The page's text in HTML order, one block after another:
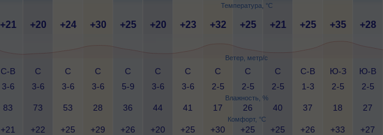
Температура, °C
Ветер, метр/с
Влажность, %
Комфорт, °C
+21 +20 +24 +30 +25 +20 +23 +32 +25 +21 +25 +35 +28
С-В
3-6
С
3-6
С
3-6
С
3-6
С
5-9
С
3-6
С
3-6
С
2-5
С
2-5
С
2-5
С-В
1-3
Ю-З
2-5
Ю-В
2-5
83 73 53 28 36 44 41 17 26 40 37 18 27
+21 +22 +25 +29 +26 +20 +25 +30 +25 +25 +26 +33 +27